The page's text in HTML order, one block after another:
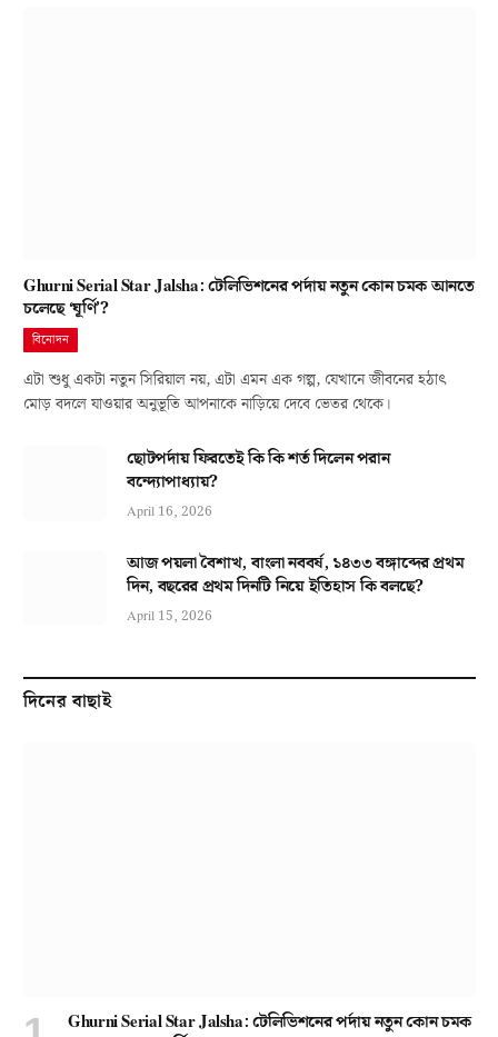
Ghurni Serial Star Jalsha: টেলিভিশনের পর্দায় নতুন কোন চমক আনতে
চলেছে ‘ঘূর্ণি’?
বিনোদন
এটা শুধু একটা নতুন সিরিয়াল নয়, এটা এমন এক গল্প, যেখানে জীবনের হঠাৎ
মোড় বদলে যাওয়ার অনুভূতি আপনাকে নাড়িয়ে দেবে ভেতর থেকে।
ছোটপর্দায় ফিরতেই কি কি শর্ত দিলেন পরান
বন্দ্যোপাধ্যায়?
April 16, 2026
আজ পয়লা বৈশাখ, বাংলা নববর্ষ, ১৪৩৩ বঙ্গাব্দের প্রথম
দিন, বছরের প্রথম দিনটি নিয়ে ইতিহাস কি বলছে?
April 15, 2026
দিনের বাছাই
Ghurni Serial Star Jalsha: টেলিভিশনের পর্দায় নতুন কোন চমক